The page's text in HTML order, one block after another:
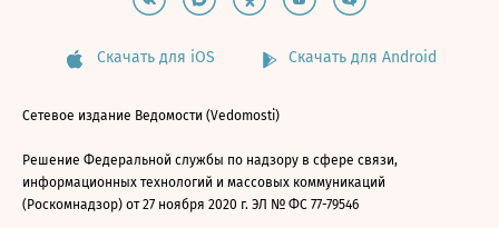
Скачать для iOS Скачать для Android
Сетевое издание Ведомости (Vedomosti)
Решение Федеральной службы по надзору в сфере связи,
информационных технологий и массовых коммуникаций
(Роскомнадзор) от 27 ноября 2020 г. ЭЛ № ФС 77-79546